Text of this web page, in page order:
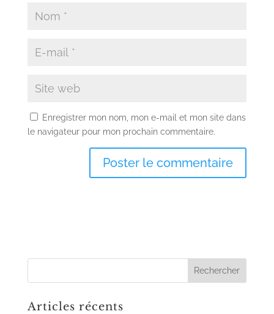
Enregistrer mon nom, mon e-mail et mon site dans
le navigateur pour mon prochain commentaire.
Articles récents